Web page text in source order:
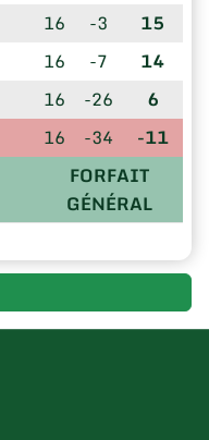
16 -3 15
16 -7 14
16 -26 6
16 -34 -11
FORFAIT
GÉNÉRAL